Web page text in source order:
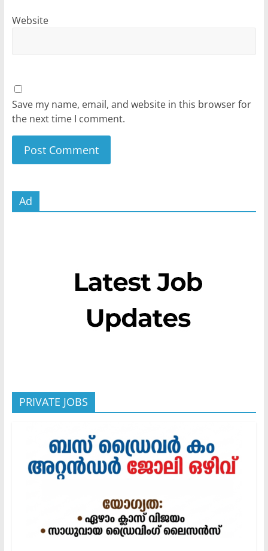
Website
Save my name, email, and website in this browser for
the next time I comment.
Ad
PRIVATE JOBS